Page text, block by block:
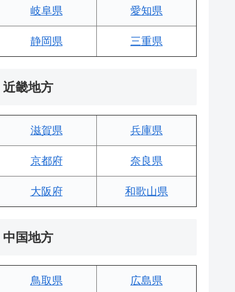
岐阜県 愛知県
静岡県 三重県
近畿地方
滋賀県 兵庫県
京都府 奈良県
大阪府 和歌山県
中国地方
鳥取県 広島県